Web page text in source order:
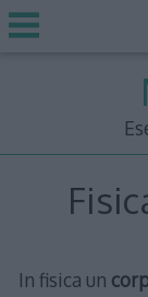
In fisica un